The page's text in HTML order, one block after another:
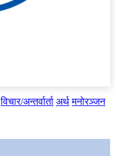
विचार/अन्तर्वार्ता अर्थ मनोरञ्जन